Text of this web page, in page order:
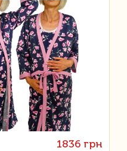
1836 грн